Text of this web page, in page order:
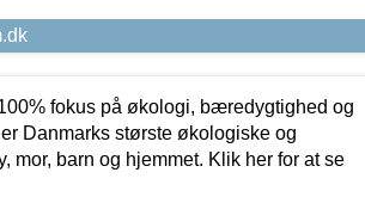
fokus på økologi, bæredygtighed og
Danmarks største økologiske og
mor, barn og hjemmet. Klik her for at se